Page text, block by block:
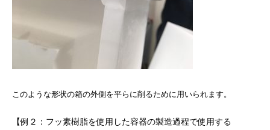
このような形状の箱の外側を平らに削るために用いられます。
【例２：フッ素樹脂を使用した容器の製造過程で使用する